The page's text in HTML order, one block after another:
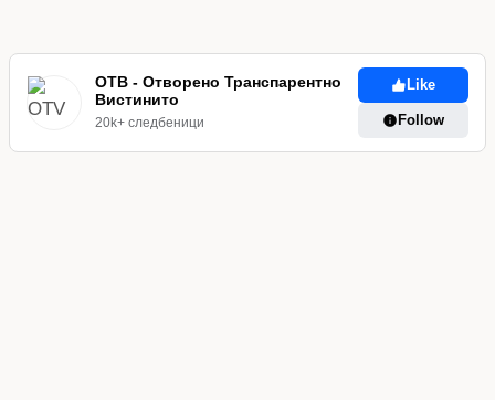
ОТВ - Отворено Транспарентно
Вистинито
20k+ следбеници
Like
Follow